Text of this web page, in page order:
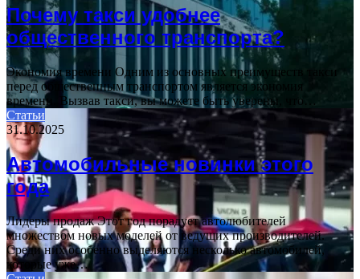
Почему такси удобнее
общественного транспорта?
Экономия времени Одним из основных преимуществ такси
перед общественным транспортом является экономия
времени. Вызвав такси, вы можете быть уверены, что…
Статьи
31.10.2025
Автомобильные новинки этого
года
Лидеры продаж Этот год порадует автолюбителей
множеством новых моделей от ведущих производителей.
Среди них особенно выделяются несколько автомобилей,
которые уже…